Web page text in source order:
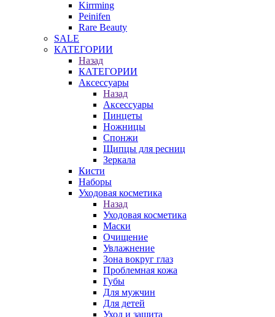
Kirrming
Peinifen
Rare Beauty
SALE
КАТЕГОРИИ
Назад
КАТЕГОРИИ
Аксессуары
Назад
Аксессуары
Пинцеты
Ножницы
Спонжи
Щипцы для ресниц
Зеркала
Кисти
Наборы
Уходовая косметика
Назад
Уходовая косметика
Маски
Очищение
Увлажнение
Зона вокруг глаз
Проблемная кожа
Губы
Для мужчин
Для детей
Уход и защита